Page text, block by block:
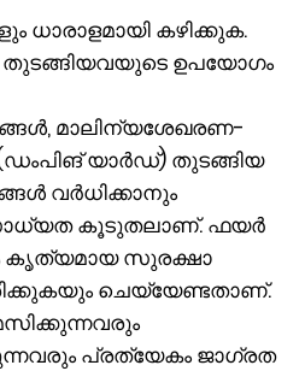
ധാരാളമായി കഴിക്കുക.
തുടങ്ങിയവയുടെ ഉപയോഗം
മാലിന്യശേഖരണ-
(ഡംപിങ് യാർഡ്) തുടങ്ങിയ
വർധിക്കാനും
കൂടുതലാണ്. ഫയർ
കൃത്യമായ സുരക്ഷാ
ചെയ്യേണ്ടതാണ്.
പ്രത്യേകം ജാഗ്രത